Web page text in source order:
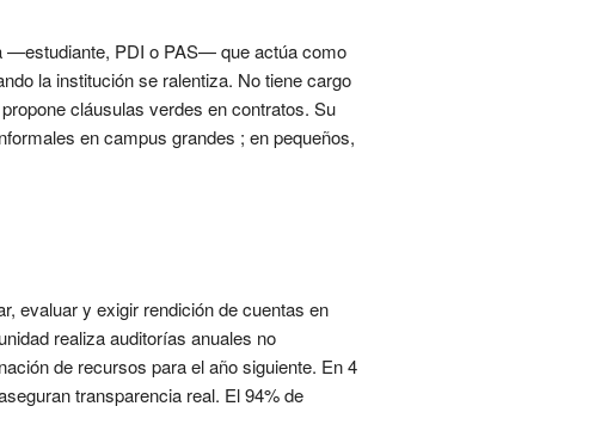
—estudiante, PDI o PAS— que actúa como
la institución se ralentiza. No tiene cargo
cláusulas verdes en contratos. Su
en campus grandes ; en pequeños,
evaluar y exigir rendición de cuentas en
realiza auditorías anuales no
de recursos para el año siguiente. En 4
transparencia real. El 94% de